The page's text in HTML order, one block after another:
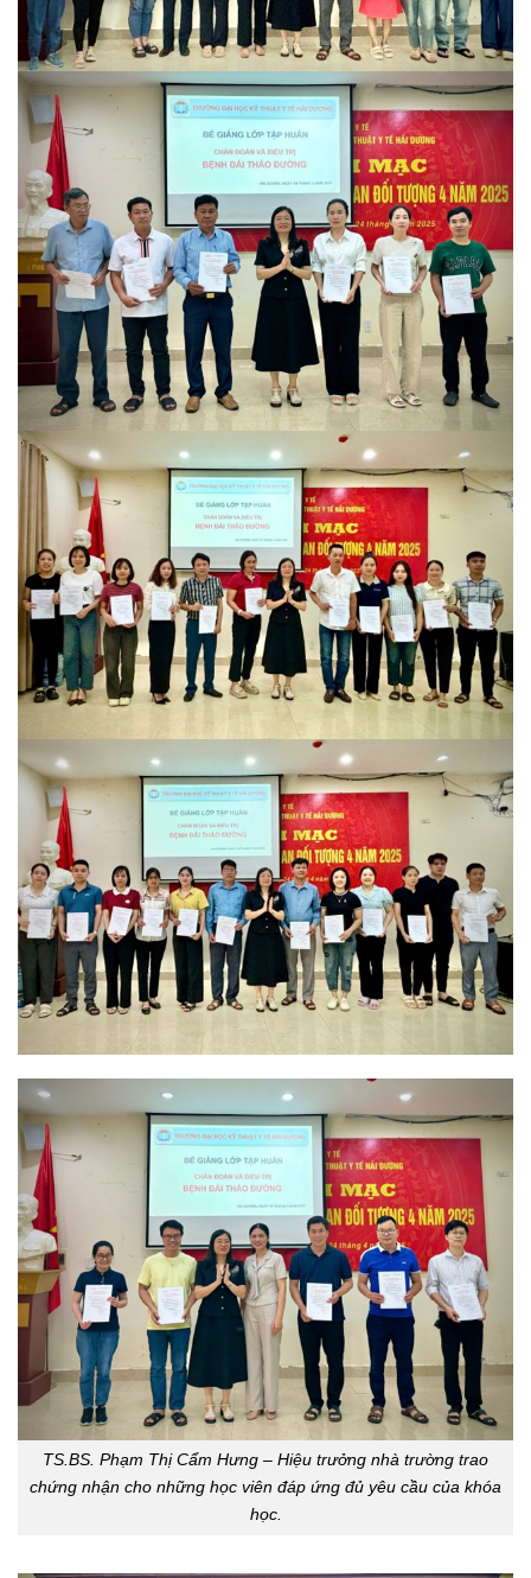
TS.BS. Phạm Thị Cẩm Hưng – Hiệu trưởng nhà trường trao
chứng nhận cho những học viên đáp ứng đủ yêu cầu của khóa
học.